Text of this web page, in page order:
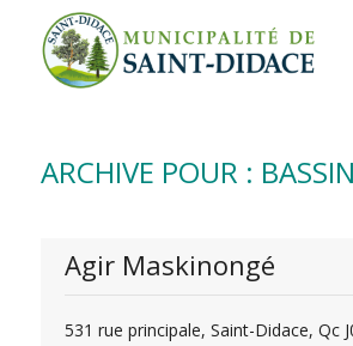
ARCHIVE POUR :
Agir Maskinongé
531 rue principale, Saint-Didace, Qc